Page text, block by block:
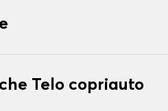
Telo copriauto